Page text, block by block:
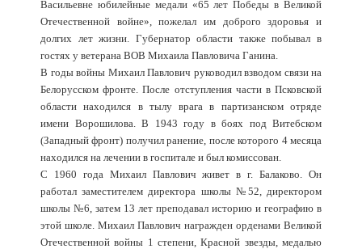
Васильевне юбилейные медали «65 лет Победы в Великой
Отечественной войне», пожелал им доброго здоровья и
долгих лет жизни. Губернатор области также побывал в
гостях у ветерана ВОВ Михаила Павловича Ганина.
В годы войны Михаил Павлович руководил взводом связи на
Белорусском фронте. После отступления части в Псковской
области находился в тылу врага в партизанском отряде
имени Ворошилова. В 1943 году в боях под Витебском
(Западный фронт) получил ранение, после которого 4 месяца
находился на лечении в госпитале и был комиссован.
С 1960 года Михаил Павлович живет в г. Балаково. Он
работал заместителем директора школы №52, директором
школы №6, затем 13 лет преподавал историю и географию в
этой школе. Михаил Павлович награжден орденами Великой
Отечественной войны 1 степени, Красной звезды, медалью